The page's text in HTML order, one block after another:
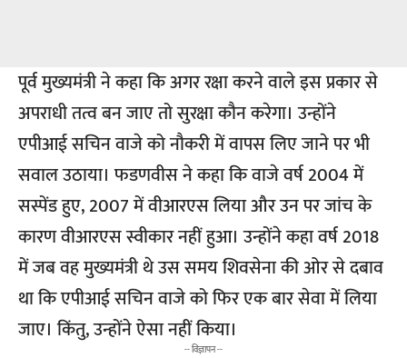
पूर्व मुख्यमंत्री ने कहा कि अगर रक्षा करने वाले इस प्रकार से
अपराधी तत्व बन जाए तो सुरक्षा कौन करेगा। उन्होंने
एपीआई सचिन वाजे को नौकरी में वापस लिए जाने पर भी
सवाल उठाया। फडणवीस ने कहा कि वाजे वर्ष 2004 में
सस्पेंड हुए, 2007 में वीआरएस लिया और उन पर जांच के
कारण वीआरएस स्वीकार नहीं हुआ। उन्होंने कहा वर्ष 2018
में जब वह मुख्यमंत्री थे उस समय शिवसेना की ओर से दबाव
था कि एपीआई सचिन वाजे को फिर एक बार सेवा में लिया
जाए। किंतु, उन्होंने ऐसा नहीं किया।
-- विज्ञापन --